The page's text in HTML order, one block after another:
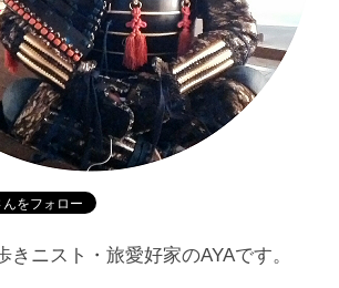
きニスト・旅愛好家のAYAです。